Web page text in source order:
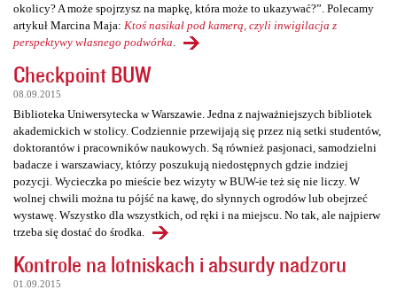
okolicy? A może spojrzysz na mapkę, która może to ukazywać?”. Polecamy
artykuł Marcina Maja: Ktoś nasikał pod kamerą, czyli inwigilacja z
perspektywy własnego podwórka
Checkpoint BUW
08.09.2015
Biblioteka Uniwersytecka w Warszawie. Jedna z najważniejszych bibliotek
akademickich w stolicy. Codziennie przewijają się przez nią setki studentów,
doktorantów i pracowników naukowych. Są również pasjonaci, samodzielni
badacze i warszawiacy, którzy poszukują niedostępnych gdzie indziej
pozycji. Wycieczka po mieście bez wizyty w BUW-ie też się nie liczy. W
wolnej chwili można tu pójść na kawę, do słynnych ogrodów lub obejrzeć
wystawę. Wszystko dla wszystkich, od ręki i na miejscu. No tak, ale najpierw
trzeba się dostać do środka.
Kontrole na lotniskach i absurdy nadzoru
01.09.2015